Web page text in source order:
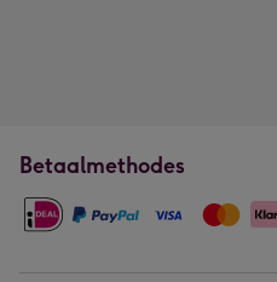
Betaalmethodes